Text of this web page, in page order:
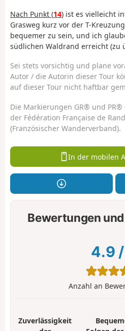
Nach Punkt (14) ist es vielleicht
Grasweg kurz vor der T-
bequemer zu sein, und ich
südlichen Waldrand erreicht (zu
Sei stets vorsichtig und plane
Autor / die Autorin dieser Tour
auf dieser Tour nicht haftbar
Die Markierungen GR® und
der Fédération Française de
(Französischer Wanderverband).
In der mobilen
Bewertungen
4.9 /
Anzahl an
Zuverlässigkeit